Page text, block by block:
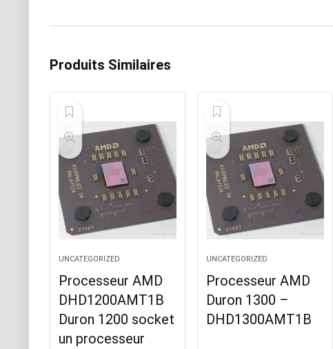
Produits Similaires
UNCATEGORIZED
Processeur AMD
DHD1200AMT1B
Duron 1200 socket
un processeur
UNCATEGORIZED
Processeur AMD
Duron 1300 –
DHD1300AMT1B